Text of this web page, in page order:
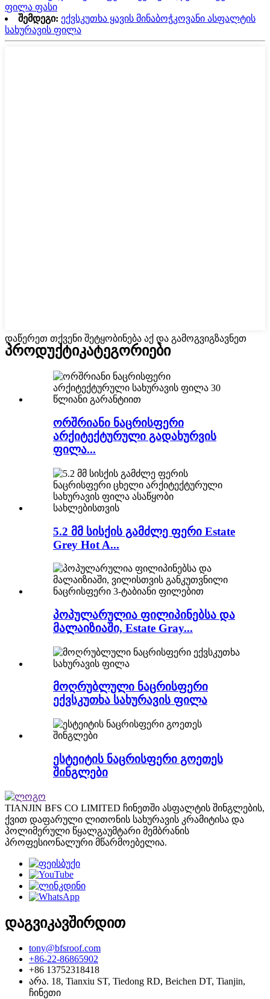
ფილა ფასი
შემდეგი: ექვსკუთხა ყავის მინაბოჭკოვანი ასფალტის
სახურავის ფილა
დაწერეთ თქვენი შეტყობინება აქ და გამოგვიგზავნეთ
პროდუქტიკატეგორიები
ორშრიანი ნაცრისფერი
არქიტექტურული გადახურვის
ფილა...
5.2 მმ სისქის გამძლე ფერი Estate
Grey Hot A...
პოპულარულია ფილიპინებსა და
მალაიზიაში, Estate Gray...
მოღრუბლული ნაცრისფერი
ექვსკუთხა სახურავის ფილა
ესტეიტის ნაცრისფერი გოეთეს
შინგლები
TIANJIN BFS CO LIMITED ჩინეთში ასფალტის შინგლების,
ქვით დაფარული ლითონის სახურავის კრამიტისა და
პოლიმერული წყალგაუმტარი მემბრანის
პროფესიონალური მწარმოებელია.
დაგვიკავშირდით
tony@bfsroof.com
+86-22-86865902
+86 13752318418
არა. 18, Tianxiu ST, Tiedong RD, Beichen DT, Tianjin,
ჩინეთი